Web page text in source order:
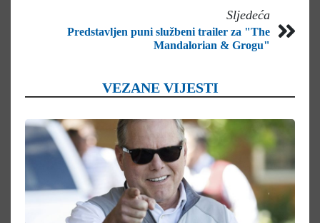
Sljedeća
Predstavljen puni službeni trailer za "The
Mandalorian & Grogu"
VEZANE VIJESTI